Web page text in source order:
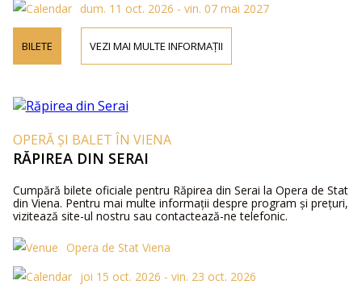
dum. 11 oct. 2026 - vin. 07 mai 2027
BILETE VEZI MAI MULTE INFORMAȚII
OPERĂ ȘI BALET ÎN VIENA
RĂPIREA DIN SERAI
Cumpără bilete oficiale pentru Răpirea din Serai la Opera de Stat
din Viena. Pentru mai multe informații despre program și prețuri,
vizitează site-ul nostru sau contactează-ne telefonic.
Opera de Stat Viena
joi 15 oct. 2026 - vin. 23 oct. 2026